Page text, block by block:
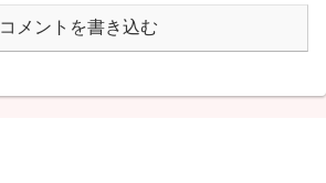
コメントを書き込む